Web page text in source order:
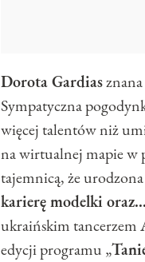
Dorota Gardias
Sympatyczna
więcej talentów niż
na wirtualnej mapie w
tajemnicą, że
karierę modelki
ukraińskim tancerzem
edycji programu „